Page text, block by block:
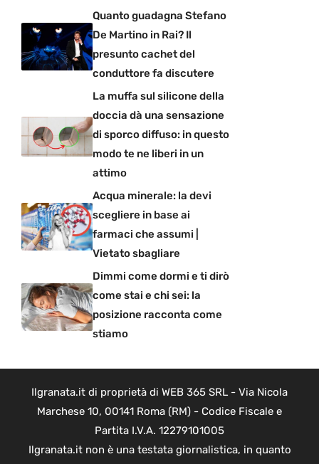
Quanto guadagna Stefano
De Martino in Rai? Il
presunto cachet del
conduttore fa discutere
La muffa sul silicone della
doccia dà una sensazione
di sporco diffuso: in questo
modo te ne liberi in un
attimo
Acqua minerale: la devi
scegliere in base ai
farmaci che assumi |
Vietato sbagliare
Dimmi come dormi e ti dirò
come stai e chi sei: la
posizione racconta come
stiamo
Ilgranata.it di proprietà di WEB 365 SRL - Via Nicola
Marchese 10, 00141 Roma (RM) - Codice Fiscale e
Partita I.V.A. 12279101005
Ilgranata.it non è una testata giornalistica, in quanto